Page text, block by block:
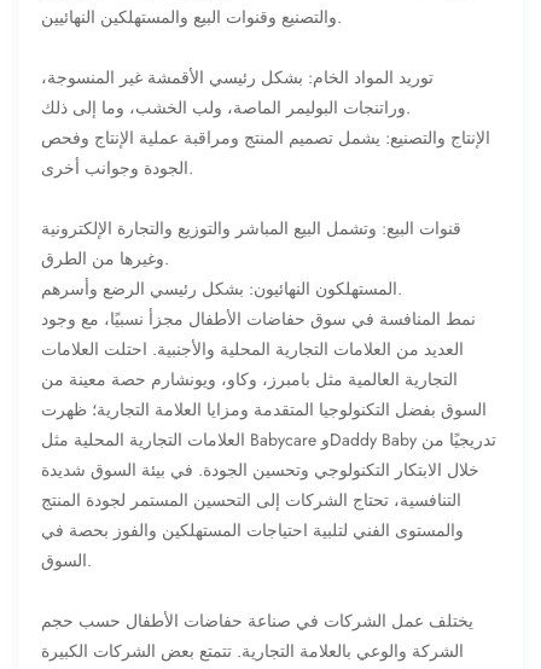
والتصنيع وقنوات البيع والمستهلكين النهائيين.
توريد المواد الخام: بشكل رئيسي الأقمشة غير المنسوجة،
وراتنجات البوليمر الماصة، ولب الخشب، وما إلى ذلك.
الإنتاج والتصنيع: يشمل تصميم المنتج ومراقبة عملية الإنتاج وفحص
الجودة وجوانب أخرى.
قنوات البيع: وتشمل البيع المباشر والتوزيع والتجارة الإلكترونية
وغيرها من الطرق.
المستهلكون النهائيون: بشكل رئيسي الرضع وأسرهم.
نمط المنافسة في سوق حفاضات الأطفال مجزأ نسبيًا، مع وجود
العديد من العلامات التجارية المحلية والأجنبية. احتلت العلامات
التجارية العالمية مثل بامبرز، وكاو، ويونشارم حصة معينة من
السوق بفضل التكنولوجيا المتقدمة ومزايا العلامة التجارية؛ ظهرت
العلامات التجارية المحلية مثل Babycare وDaddy Baby تدريجيًا من
خلال الابتكار التكنولوجي وتحسين الجودة. في بيئة السوق شديدة
التنافسية، تحتاج الشركات إلى التحسين المستمر لجودة المنتج
والمستوى الفني لتلبية احتياجات المستهلكين والفوز بحصة في
السوق.
يختلف عمل الشركات في صناعة حفاضات الأطفال حسب حجم
الشركة والوعي بالعلامة التجارية. تتمتع بعض الشركات الكبيرة